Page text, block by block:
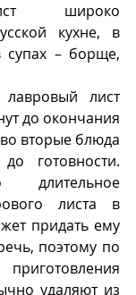
широко
кухне, в
супах – борще,
лист
до окончания
вторые блюда
готовности.
длительное
листа в
придать ему
поэтому по
удаляют из